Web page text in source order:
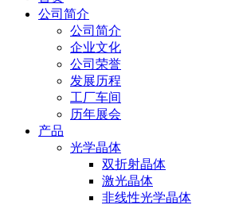
公司简介
公司简介
企业文化
公司荣誉
发展历程
工厂车间
历年展会
产品
光学晶体
双折射晶体
激光晶体
非线性光学晶体